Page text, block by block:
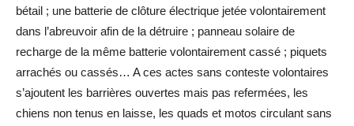
bétail ; une batterie de clôture électrique jetée volontairement
dans l’abreuvoir afin de la détruire ; panneau solaire de
recharge de la même batterie volontairement cassé ; piquets
arrachés ou cassés… A ces actes sans conteste volontaires
s’ajoutent les barrières ouvertes mais pas refermées, les
chiens non tenus en laisse, les quads et motos circulant sans